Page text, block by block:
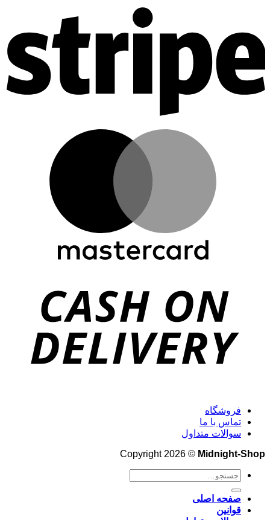
فروشگاه
تماس با ما
سوالات متداول
Copyright 2026 © Midnight-Shop
جستجو
صفحه اصلی
قوانین